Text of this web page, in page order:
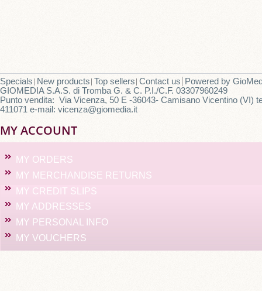
Specials New products Top sellers Contact us Powered by
GIOMEDIA S.A.S. di Tromba G. & C. P.I./C.F. 03307960249
Punto vendita: Via Vicenza, 50 E -36043- Camisano Vicentino (VI)
411071 e-mail: vicenza@giomedia.it
MY ACCOUNT
MY ORDERS
MY MERCHANDISE RETURNS
MY CREDIT SLIPS
MY ADDRESSES
MY PERSONAL INFO
MY VOUCHERS